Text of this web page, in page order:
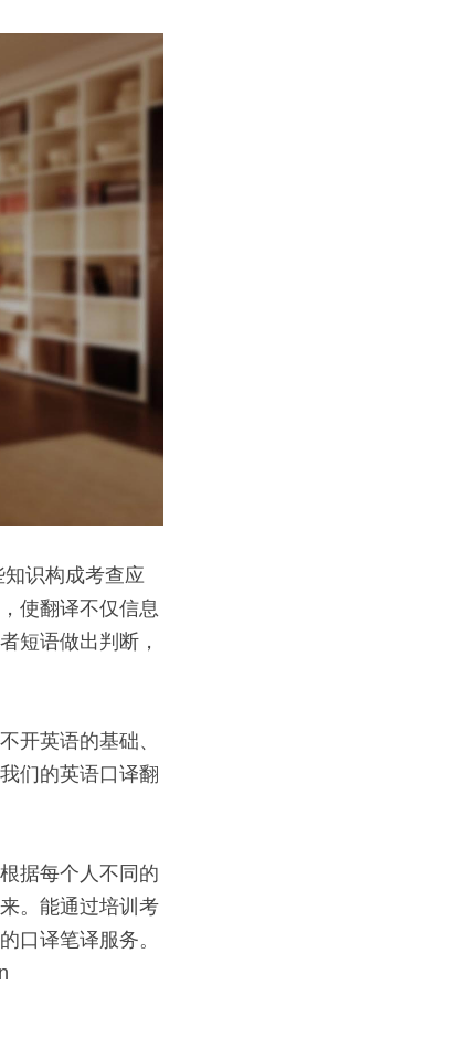
使翻译不仅信息
短语做出判断，
开英语的基础、
们的英语口译翻
据每个人不同的
。能通过培训考
口译笔译服务。